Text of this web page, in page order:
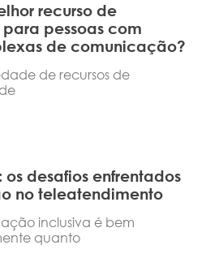
recurso de
pessoas com
de comunicação?
de recursos de
desafios enfrentados
no teleatendimento
inclusiva é bem
quanto